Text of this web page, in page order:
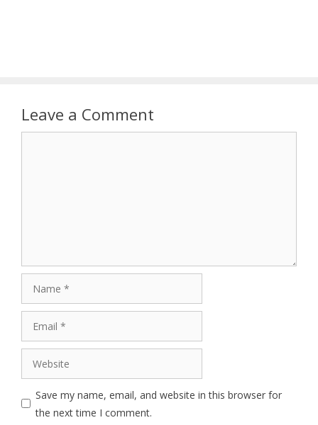
Leave a Comment
Save my name, email, and website in this browser for
the next time I comment.